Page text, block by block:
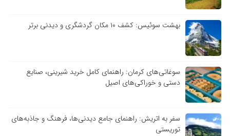
بهشت سوئیس: کشف ۱۰ مکان گردشگری و دیدنی برتر
سوغاتی‌های کرمان: راهنمای کامل خرید شیرینی، صنایع
دستی و خوراکی‌های اصیل
سفر به اتریش: راهنمای جامع دیدنی‌ها، فرهنگ و جاذبه‌های
توریستی